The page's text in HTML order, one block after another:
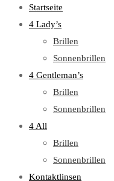
Primary
Menu
Startseite
4 Lady’s
Brillen
Sonnenbrillen
4 Gentleman’s
Brillen
Sonnenbrillen
4 All
Brillen
Sonnenbrillen
Kontaktlinsen